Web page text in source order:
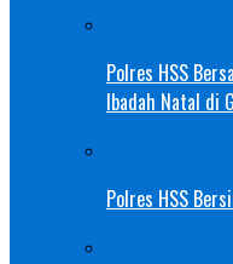
Polres HSS
Ibadah Natal di
Polres HSS